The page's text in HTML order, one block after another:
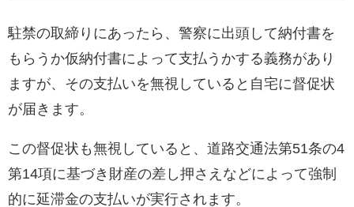
駐禁の取締りにあったら、警察に出頭して納付書を
もらうか仮納付書によって支払うかする義務があり
ますが、その支払いを無視していると自宅に督促状
が届きます。
この督促状も無視していると、道路交通法第51条の4
第14項に基づき財産の差し押さえなどによって強制
的に延滞金の支払いが実行されます。